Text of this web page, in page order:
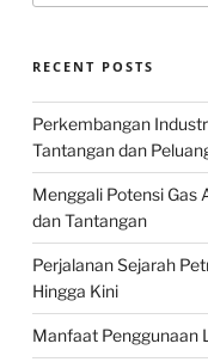
RECENT POSTS
Perkembangan
Tantangan dan
Menggali Potensi Gas
dan Tantangan
Perjalanan Sejarah
Hingga Kini
Manfaat Penggunaan